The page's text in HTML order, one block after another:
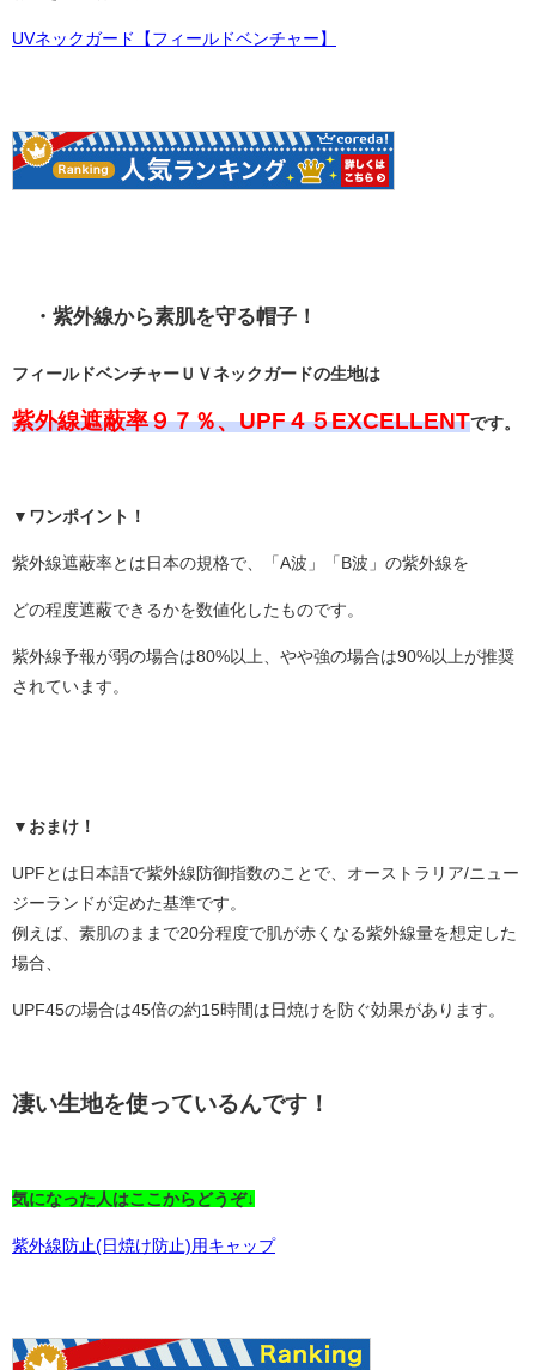
UVネックガード【フィールドベンチャー】
・紫外線から素肌を守る帽子！
フィールドベンチャーＵＶネックガードの生地は
紫外線遮蔽率９７％、UPF４５EXCELLENTです。
▼ワンポイント！
紫外線遮蔽率とは日本の規格で、「A波」「B波」の紫外線を
どの程度遮蔽できるかを数値化したものです。
紫外線予報が弱の場合は80%以上、やや強の場合は90%以上が推奨
されています。
▼おまけ！
UPFとは日本語で紫外線防御指数のことで、オーストラリア/ニュー
ジーランドが定めた基準です。
例えば、素肌のままで20分程度で肌が赤くなる紫外線量を想定した
場合、
UPF45の場合は45倍の約15時間は日焼けを防ぐ効果があります。
凄い生地を使っているんです！
気になった人はここからどうぞ↓
紫外線防止(日焼け防止)用キャップ